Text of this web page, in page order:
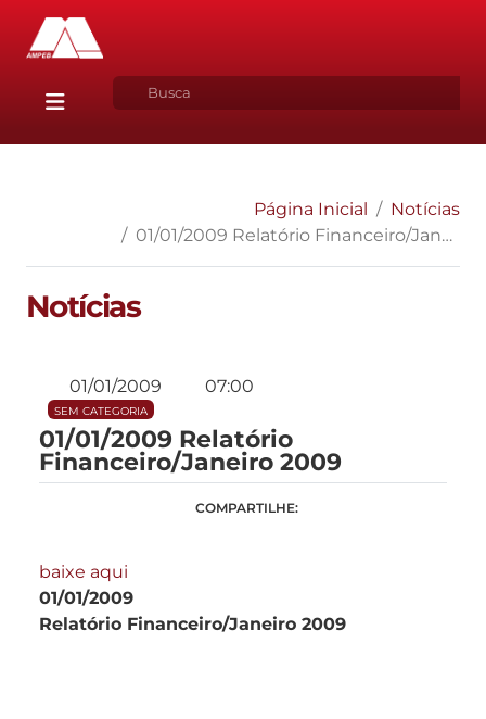
Página Inicial
Notícias
01/01/2009 Relatório Financeiro/Janeiro 2009
Notícias
01/01/2009 07:00
SEM CATEGORIA
01/01/2009 Relatório
Financeiro/Janeiro 2009
COMPARTILHE:
baixe aqui
01/01/2009
Relatório Financeiro/Janeiro 2009